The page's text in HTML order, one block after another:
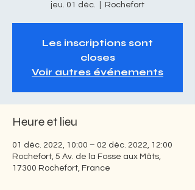
jeu. 01 déc. Rochefort
Les inscriptions sont
closes
Voir autres événements
Heure et lieu
01 déc. 2022, 10:00 – 02 déc. 2022, 12:00
Rochefort, 5 Av. de la Fosse aux Mâts,
17300 Rochefort, France